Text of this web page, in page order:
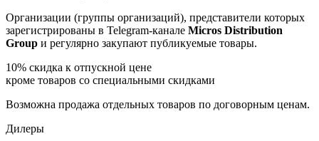
Организации (группы организаций), представители которых
зарегистрированы в Telegram-канале Micros Distribution
Group и регулярно закупают публикуемые товары.
10% скидка к отпускной цене
кроме товаров со специальными скидками
Возможна продажа отдельных товаров по договорным ценам.
Дилеры